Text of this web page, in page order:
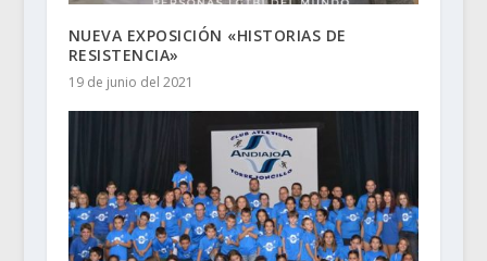
NUEVA EXPOSICIÓN «HISTORIAS DE
RESISTENCIA»
19 de junio del 2021